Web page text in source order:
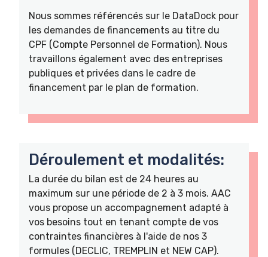
Nous sommes référencés sur le DataDock pour
les demandes de financements au titre du
CPF (Compte Personnel de Formation). Nous
travaillons également avec des entreprises
publiques et privées dans le cadre de
financement par le plan de formation.
Déroulement et modalités:
La durée du bilan est de 24 heures au
maximum sur une période de 2 à 3 mois. AAC
vous propose un accompagnement adapté à
vos besoins tout en tenant compte de vos
contraintes financières à l'aide de nos 3
formules (DECLIC, TREMPLIN et NEW CAP).